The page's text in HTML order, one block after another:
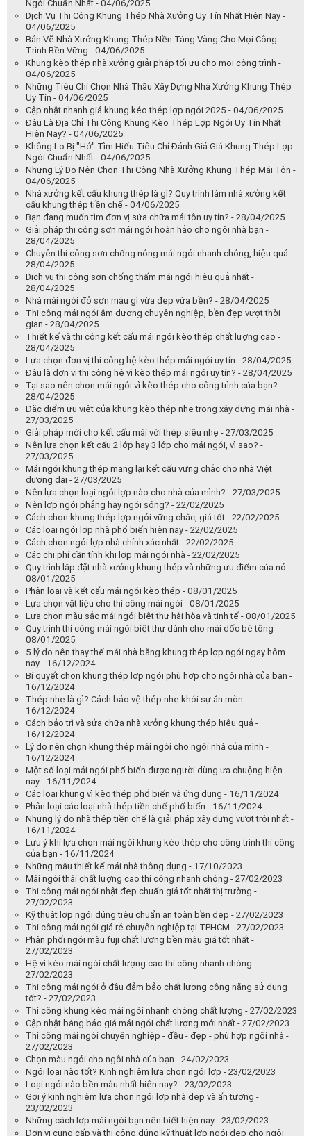
Ngói Chuẩn Nhất - 04/06/2025
Dịch Vụ Thi Công Khung Thép Nhà Xưởng Uy Tín Nhất Hiện Nay -
04/06/2025
Bản Vẽ Nhà Xưởng Khung Thép Nền Tảng Vàng Cho Mọi Công
Trình Bền Vững - 04/06/2025
Khung kèo thép nhà xưởng giải pháp tối ưu cho mọi công trình -
04/06/2025
Những Tiêu Chí Chọn Nhà Thầu Xây Dựng Nhà Xưởng Khung Thép
Uy Tín - 04/06/2025
Cập nhật nhanh giá khung kéo thép lợp ngói 2025 - 04/06/2025
Đâu Là Địa Chỉ Thi Công Khung Kèo Thép Lợp Ngói Uy Tín Nhất
Hiện Nay? - 04/06/2025
Không Lo Bị "Hớ" Tìm Hiểu Tiêu Chí Đánh Giá Giá Khung Thép Lợp
Ngói Chuẩn Nhất - 04/06/2025
Những Lý Do Nên Chọn Thi Công Nhà Xưởng Khung Thép Mái Tôn -
04/06/2025
Nhà xưởng kết cấu khung thép là gì? Quy trình làm nhà xưởng kết
cấu khung thép tiền chế - 04/06/2025
Bạn đang muốn tìm đơn vị sửa chữa mái tôn uy tín? - 28/04/2025
Giải pháp thi công sơn mái ngói hoàn hảo cho ngôi nhà bạn -
28/04/2025
Chuyên thi công sơn chống nóng mái ngói nhanh chóng, hiệu quả -
28/04/2025
Dịch vụ thi công sơn chống thấm mái ngói hiệu quả nhất -
28/04/2025
Nhà mái ngói đỏ sơn màu gì vừa đẹp vừa bền? - 28/04/2025
Thi công mái ngói âm dương chuyên nghiệp, bền đẹp vượt thời
gian - 28/04/2025
Thiết kế và thi công kết cấu mái ngói kèo thép chất lượng cao -
28/04/2025
Lựa chọn đơn vị thi công hệ kèo thép mái ngói uy tín - 28/04/2025
Đâu là đơn vị thi công hệ vì kèo thép mái ngói uy tín? - 28/04/2025
Tại sao nên chọn mái ngói vì kèo thép cho công trình của bạn? -
28/04/2025
Đặc điểm ưu việt của khung kèo thép nhẹ trong xây dựng mái nhà -
27/03/2025
Giải pháp mới cho kết cấu mái với thép siêu nhẹ - 27/03/2025
Nên lựa chọn kết cấu 2 lớp hay 3 lớp cho mái ngói, vì sao? -
27/03/2025
Mái ngói khung thép mang lại kết cấu vững chắc cho nhà Việt
đương đại - 27/03/2025
Nên lựa chọn loại ngói lợp nào cho nhà của mình? - 27/03/2025
Nên lợp ngói phẳng hay ngói sóng? - 22/02/2025
Cách chọn khung thép lợp ngói vững chắc, giá tốt - 22/02/2025
Các loại ngói lợp nhà phổ biến hiện nay - 22/02/2025
Cách chọn ngói lợp nhà chính xác nhất - 22/02/2025
Các chi phí cần tính khi lợp mái ngói nhà - 22/02/2025
Quy trình lắp đặt nhà xưởng khung thép và những ưu điểm của nó -
08/01/2025
Phân loại và kết cấu mái ngói kèo thép - 08/01/2025
Lựa chọn vật liệu cho thi công mái ngói - 08/01/2025
Lựa chọn màu sắc mái ngói biệt thự hài hòa và tinh tế - 08/01/2025
Quy trình thi công mái ngói biệt thự dành cho mái dốc bê tông -
08/01/2025
5 lý do nên thay thế mái nhà bằng khung thép lợp ngói ngay hôm
nay - 16/12/2024
Bí quyết chọn khung thép lợp ngói phù hợp cho ngôi nhà của bạn -
16/12/2024
Thép nhẹ là gì? Cách bảo vệ thép nhẹ khỏi sự ăn mòn -
16/12/2024
Cách bảo trì và sửa chữa nhà xưởng khung thép hiệu quả -
16/12/2024
Lý do nên chọn khung thép mái ngói cho ngôi nhà của mình -
16/12/2024
Một số loại mái ngói phổ biến được người dùng ưa chuộng hiện
nay - 16/11/2024
Các loại khung vì kèo thép phổ biến và ứng dụng - 16/11/2024
Phân loại các loại nhà thép tiền chế phổ biến - 16/11/2024
Những lý do nhà thép tiền chế là giải pháp xây dựng vượt trội nhất -
16/11/2024
Lưu ý khi lựa chọn mái ngói khung kèo thép cho công trình thi công
của bạn - 16/11/2024
Những mẫu thiết kế mái nhà thông dụng - 17/10/2023
Mái ngói thái chất lượng cao thi công nhanh chóng - 27/02/2023
Thi công mái ngói nhật đẹp chuẩn giá tốt nhất thị trường -
27/02/2023
Kỹ thuật lợp ngói đúng tiêu chuẩn an toàn bền đẹp - 27/02/2023
Thi công mái ngói giá rẻ chuyên nghiệp tại TPHCM - 27/02/2023
Phân phối ngói màu fuji chất lượng bền màu giá tốt nhất -
27/02/2023
Hệ vì kèo mái ngói chất lượng cao thi công nhanh chóng -
27/02/2023
Thi công mái ngói ở đâu đảm bảo chất lượng công năng sử dụng
tốt? - 27/02/2023
Thi công khung kèo mái ngói nhanh chóng chất lượng - 27/02/2023
Cập nhật bảng báo giá mái ngói chất lượng mới nhất - 27/02/2023
Thi công mái ngói chuyên nghiệp - đều - đẹp - phù hợp ngôi nhà -
27/02/2023
Chọn màu ngói cho ngôi nhà của bạn - 24/02/2023
Ngói loại nào tốt? Kinh nghiệm lựa chọn ngói lợp - 23/02/2023
Loại ngói nào bền màu nhất hiện nay? - 23/02/2023
Gợi ý kinh nghiệm lựa chọn ngói lợp nhà đẹp và ấn tượng -
23/02/2023
Những cách lợp mái ngói bạn nên biết hiện nay - 23/02/2023
Đơn vị cung cấp và thi công đúng kỹ thuật lợp ngói đẹp cho ngôi